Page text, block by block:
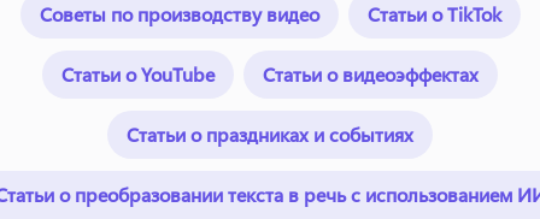
Советы по производству видео Статьи о TikTok
Статьи о YouTube Статьи о видеоэффектах
Статьи о праздниках и событиях
о преобразовании текста в речь с использованием